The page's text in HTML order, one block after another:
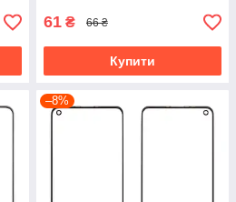
61 ₴ 66 ₴
Купити
–8%